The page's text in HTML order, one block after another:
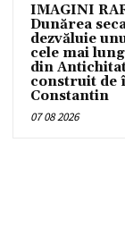
IMAGINI
Dunărea
dezvăluie
cele mai
din
construit de
Constantin
07 08 2026